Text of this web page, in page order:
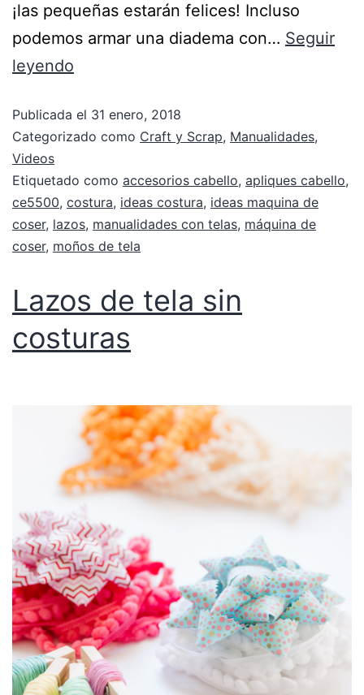
¡las pequeñas estarán felices! Incluso
podemos armar una diadema con… Seguir
leyendo
Publicada el 31 enero, 2018
Categorizado como Craft y Scrap, Manualidades,
Videos
Etiquetado como accesorios cabello, apliques cabello,
ce5500, costura, ideas costura, ideas maquina de
coser, lazos, manualidades con telas, máquina de
coser, moños de tela
Lazos de tela sin
costuras